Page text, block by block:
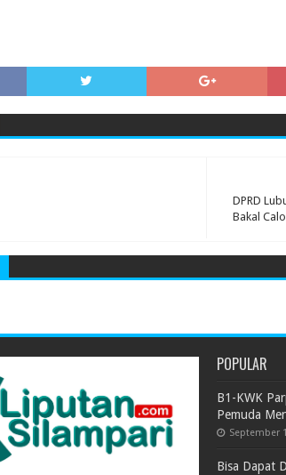
DPRD
Bakal
POPULAR
B1-KWK
Pemuda
September
Bisa Dapat